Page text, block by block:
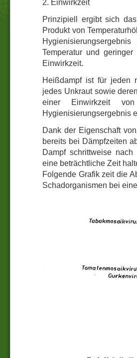
2. Einwirkzeit
Prinzipiell ergibt sich
Produkt von
Temperatur und
Einwirkzeit.
Heißdampf ist für jeden
jedes Unkraut sowie
einer Einwirkzeit
Hygienisierungsergebnis
Dank der Eigenschaft
bereits bei Dämpfzeiten
Dampf schrittweise
eine beträchtliche Zeit
Folgende Grafik zeit die
Schadorganismen bei